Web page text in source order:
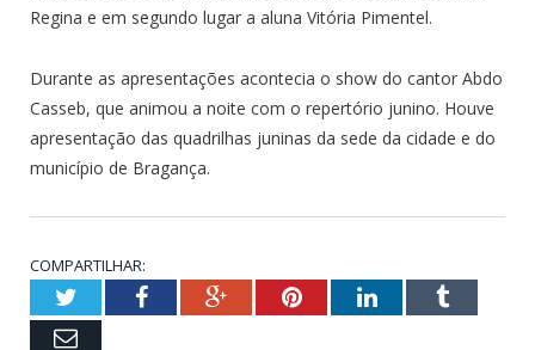
Regina e em segundo lugar a aluna Vitória Pimentel.
Durante as apresentações acontecia o show do cantor Abdo
Casseb, que animou a noite com o repertório junino. Houve
apresentação das quadrilhas juninas da sede da cidade e do
município de Bragança.
COMPARTILHAR:
TwitterFacebookGoogle+PinterestLinkedInTumblr
Email